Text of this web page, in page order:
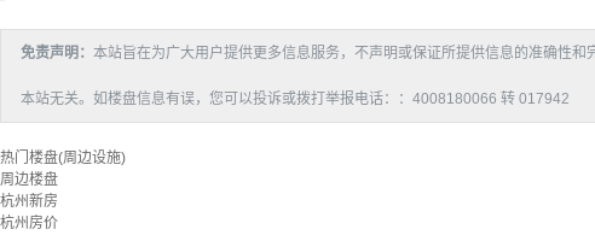
免责声明： 本站旨在为广大用户提供更多信息服务，不声明或保证所提供信息的准确性
本站无关。如楼盘信息有误，您可以投诉或拨打举报电话：：4008180066 转 017942
热门楼盘(周边设施)
周边楼盘
杭州新房
杭州房价